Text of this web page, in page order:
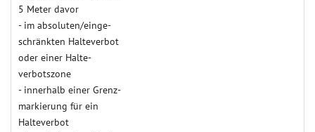
5 Meter davor
- im abso­luten/einge­
schränkten Halte­verbot
oder einer Halte­
verbots­zone
- inner­halb einer Grenz­
mar­kie­rung für ein
Halte­verbot